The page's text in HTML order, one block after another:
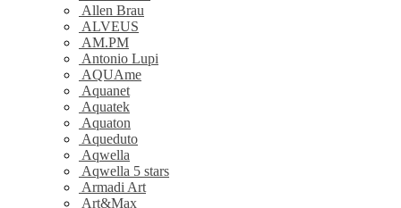
Allen Brau
ALVEUS
AM.PM
Antonio Lupi
AQUAme
Aquanet
Aquatek
Aquaton
Aqueduto
Aqwella
Aqwella 5 stars
Armadi Art
Art&Max